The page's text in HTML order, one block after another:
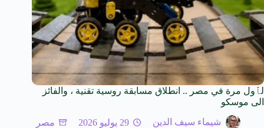
لٱول مرة في مصر .. انطلاق مسابقة روسية تقنية ، والفائز
الى موسكو
شيماء سيف الدين 29 يوليو 2026 مصر